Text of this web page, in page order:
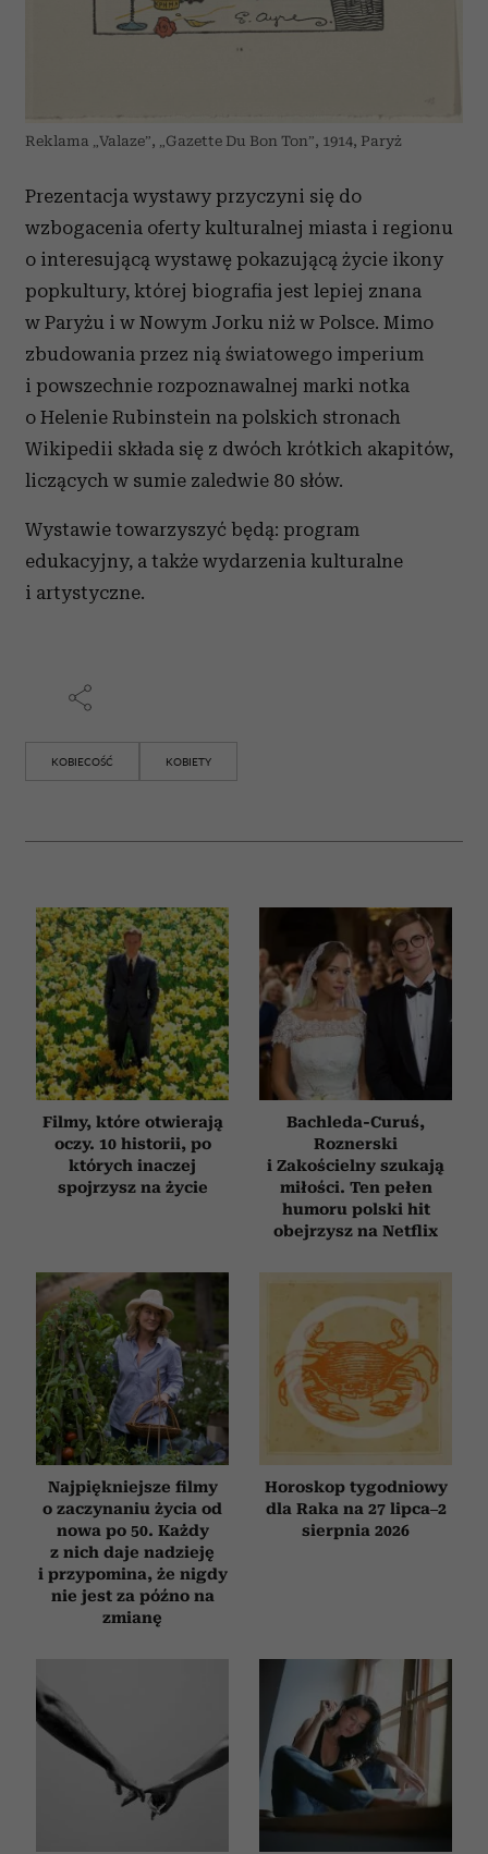
Reklama „Valaze”, „Gazette Du Bon Ton”, 1914, Paryż
Prezentacja wystawy przyczyni się do
wzbogacenia oferty kulturalnej miasta i regionu
o interesującą wystawę pokazującą życie ikony
popkultury, której biografia jest lepiej znana
w Paryżu i w Nowym Jorku niż w Polsce. Mimo
zbudowania przez nią światowego imperium
i powszechnie rozpoznawalnej marki notka
o Helenie Rubinstein na polskich stronach
Wikipedii składa się z dwóch krótkich akapitów,
liczących w sumie zaledwie 80 słów.
Wystawie towarzyszyć będą: program
edukacyjny, a także wydarzenia kulturalne
i artystyczne.
KOBIECOŚĆ KOBIETY
Filmy, które otwierają
oczy. 10 historii, po
których inaczej
spojrzysz na życie
Bachleda-Curuś,
Roznerski
i Zakościelny szukają
miłości. Ten pełen
humoru polski hit
obejrzysz na Netflix
Najpiękniejsze filmy
o zaczynaniu życia od
nowa po 50. Każdy
z nich daje nadzieję
i przypomina, że nigdy
nie jest za późno na
zmianę
Horoskop tygodniowy
dla Raka na 27 lipca–2
sierpnia 2026